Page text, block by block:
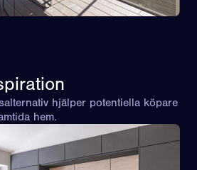
hjälper potentiella köpare
hem.